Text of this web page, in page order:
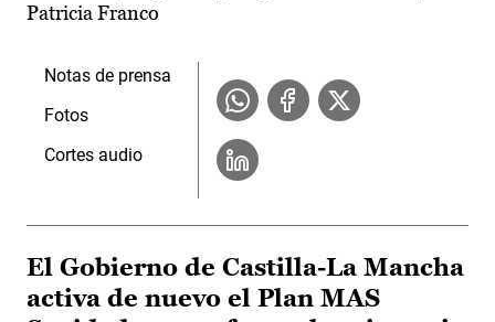
Patricia Franco
Notas de prensa
Fotos
Cortes audio
El Gobierno de Castilla-La Mancha
activa de nuevo el Plan MAS